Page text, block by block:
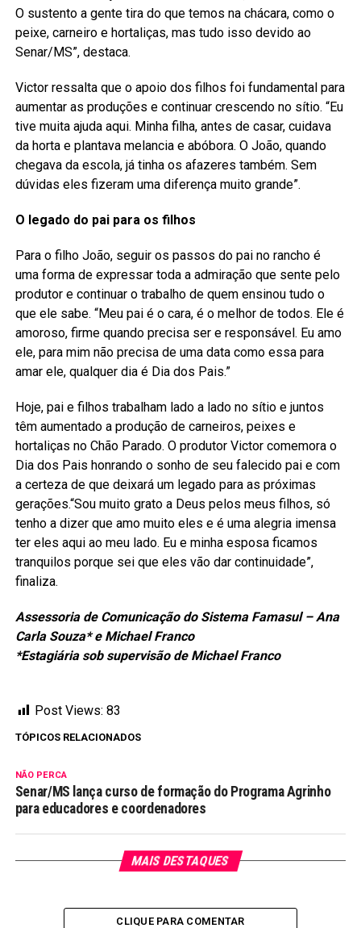
O sustento a gente tira do que temos na chácara, como o
peixe, carneiro e hortaliças, mas tudo isso devido ao
Senar/MS”, destaca.
Victor ressalta que o apoio dos filhos foi fundamental para
aumentar as produções e continuar crescendo no sítio. “Eu
tive muita ajuda aqui. Minha filha, antes de casar, cuidava
da horta e plantava melancia e abóbora. O João, quando
chegava da escola, já tinha os afazeres também. Sem
dúvidas eles fizeram uma diferença muito grande”.
O legado do pai para os filhos
Para o filho João, seguir os passos do pai no rancho é
uma forma de expressar toda a admiração que sente pelo
produtor e continuar o trabalho de quem ensinou tudo o
que ele sabe. “Meu pai é o cara, é o melhor de todos. Ele é
amoroso, firme quando precisa ser e responsável. Eu amo
ele, para mim não precisa de uma data como essa para
amar ele, qualquer dia é Dia dos Pais.”
Hoje, pai e filhos trabalham lado a lado no sítio e juntos
têm aumentado a produção de carneiros, peixes e
hortaliças no Chão Parado. O produtor Victor comemora o
Dia dos Pais honrando o sonho de seu falecido pai e com
a certeza de que deixará um legado para as próximas
gerações.“Sou muito grato a Deus pelos meus filhos, só
tenho a dizer que amo muito eles e é uma alegria imensa
ter eles aqui ao meu lado. Eu e minha esposa ficamos
tranquilos porque sei que eles vão dar continuidade”,
finaliza.
Assessoria de Comunicação do Sistema Famasul – Ana
Carla Souza* e Michael Franco
*Estagiária sob supervisão de Michael Franco
Post Views: 83
TÓPICOS RELACIONADOS
NÃO PERCA
Senar/MS lança curso de formação do Programa Agrinho
para educadores e coordenadores
MAIS DESTAQUES
CLIQUE PARA COMENTAR